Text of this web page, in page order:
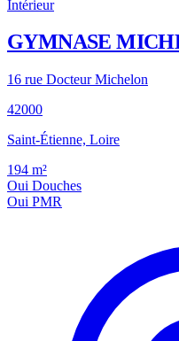
Intérieur
GYMNASE
16 rue Docteur Michelon
42000
Saint-Étienne, Loire
194 m²
Oui Douches
Oui PMR